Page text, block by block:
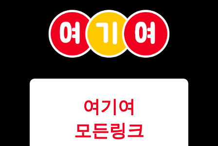
여기여
모든링크